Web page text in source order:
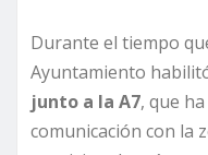
Durante el tiempo
Ayuntamiento
junto a la A7, que
comunicación con la